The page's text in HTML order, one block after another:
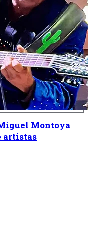
Montoya
artistas